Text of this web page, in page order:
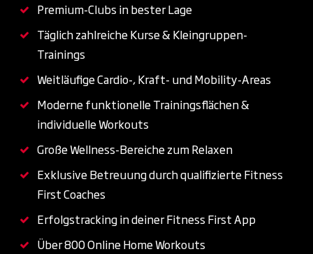
Premium-Clubs in bester Lage
Täglich zahlreiche Kurse & Kleingruppen-
Trainings
Weitläufige Cardio-, Kraft- und Mobility-Areas
Moderne funktionelle Trainingsflächen &
individuelle Workouts
Große Wellness-Bereiche zum Relaxen
Exklusive Betreuung durch qualifizierte Fitness
First Coaches
Erfolgstracking in deiner Fitness First App
Über 800 Online Home Workouts